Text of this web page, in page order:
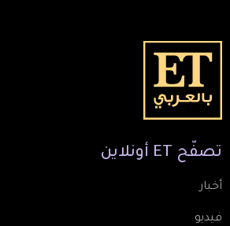
تصفّح ET أونلاين
أخبار
فيديو